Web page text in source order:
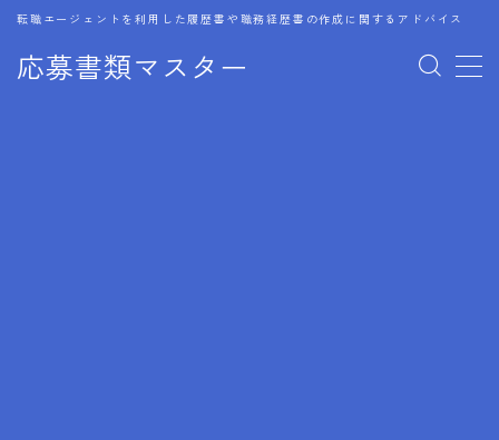
応募書類マスター
転職エージェントを利用した履歴書や職務経歴書の作成に関するアドバイス
MENU